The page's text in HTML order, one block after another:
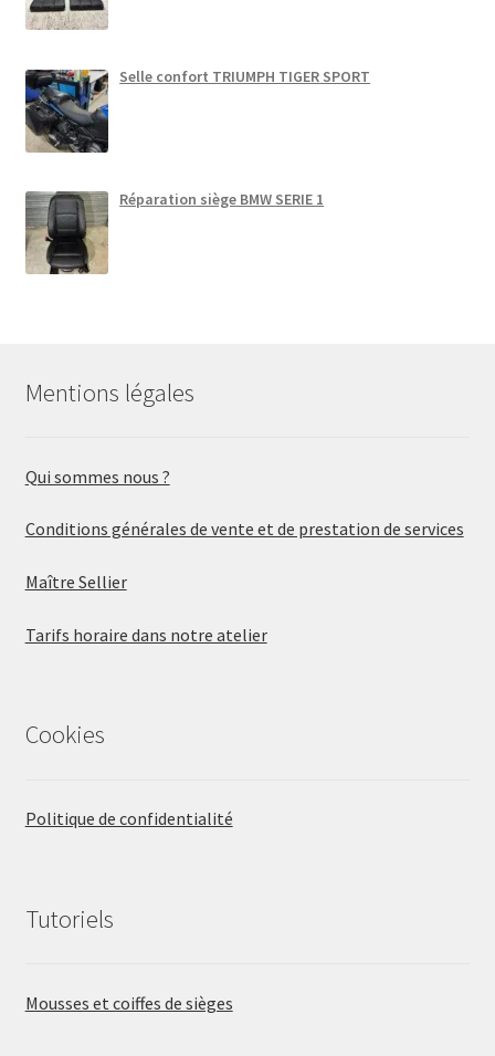
Selle confort TRIUMPH TIGER SPORT
Réparation siège BMW SERIE 1
Mentions légales
Qui sommes nous ?
Conditions générales de vente et de prestation de services
Maître Sellier
Tarifs horaire dans notre atelier
Cookies
Politique de confidentialité
Tutoriels
Mousses et coiffes de sièges